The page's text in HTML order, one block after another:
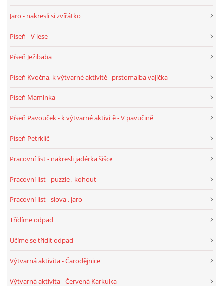
PÍSNĚ K TÉMATU JARO
POHYBOVÉ AKTIVITY NA TÉMA JARO
BÁSNĚ K TÉMATU LÉTO
PÍSNĚ K TÉMATU PODZIM
Jaro - nakresli si zvířátko
Píseň - V lese
Píseň Ježibaba
Píseň Kvočna, k výtvarné aktivitě - prstomalba vajíčka
Píseň Maminka
Píseň Pavouček - k výtvarné aktivitě - V pavučině
Píseň Petrklíč
Pracovní list - nakresli jadérka šišce
Pracovní list - puzzle , kohout
Pracovní list - slova , jaro
Třídíme odpad
Učíme se třídit odpad
Výtvarná aktivita - Čarodějnice
Výtvarná aktivita - Červená Karkulka